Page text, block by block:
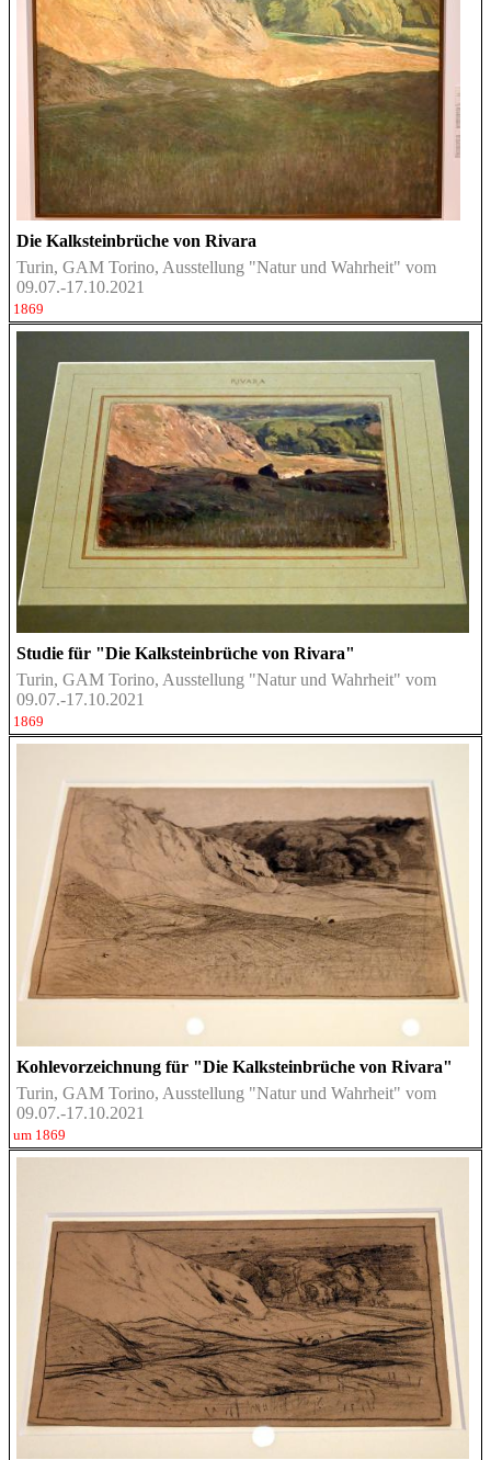
Die Kalksteinbrüche von Rivara
Turin, GAM Torino, Ausstellung "Natur und Wahrheit" vom
09.07.-17.10.2021
1869
Studie für "Die Kalksteinbrüche von Rivara"
Turin, GAM Torino, Ausstellung "Natur und Wahrheit" vom
09.07.-17.10.2021
1869
Kohlevorzeichnung für "Die Kalksteinbrüche von Rivara"
Turin, GAM Torino, Ausstellung "Natur und Wahrheit" vom
09.07.-17.10.2021
um 1869